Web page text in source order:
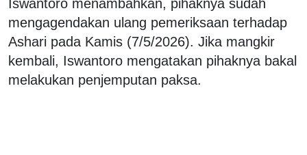
Iswantoro menambahkan, pihaknya sudah
mengagendakan ulang pemeriksaan terhadap
Ashari pada Kamis (7/5/2026). Jika mangkir
kembali, Iswantoro mengatakan pihaknya bakal
melakukan penjemputan paksa.